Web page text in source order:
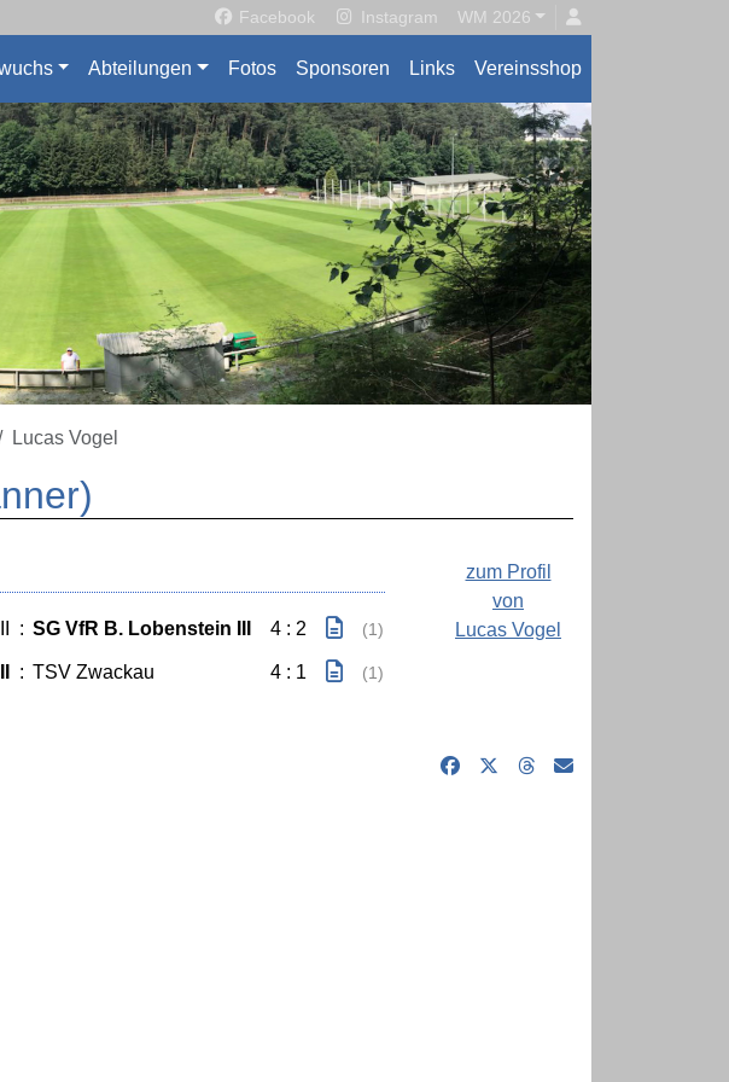
Facebook Instagram WM 2026
Abteilungen Fotos Sponsoren Links Vereinsshop
Lucas Vogel
zum Profil
von
Lucas Vogel
: SG VfR B. Lobenstein III 4 : 2 (1)
: TSV Zwackau 4 : 1 (1)